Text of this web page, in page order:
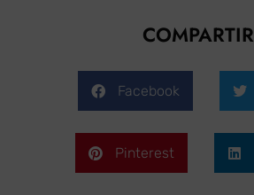
COMPARTIR
Facebook
Pinterest